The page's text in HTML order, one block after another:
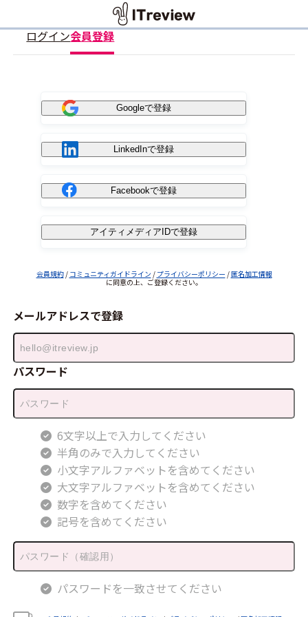
ログイン会員登録
Googleで登録
LinkedInで登録
Facebookで登録
アイティメディアIDで登録
会員規約/ コミュニティガイドライン / プライバシーポリシー /匿名加工情報
に同意の上、ご登録ください。
メールアドレスで登録
パスワード
6文字以上で入力してください
半角のみで入力してください
小文字アルファベットを含めてください
大文字アルファベットを含めてください
数字を含めてください
記号を含めてください
パスワードを一致させてください